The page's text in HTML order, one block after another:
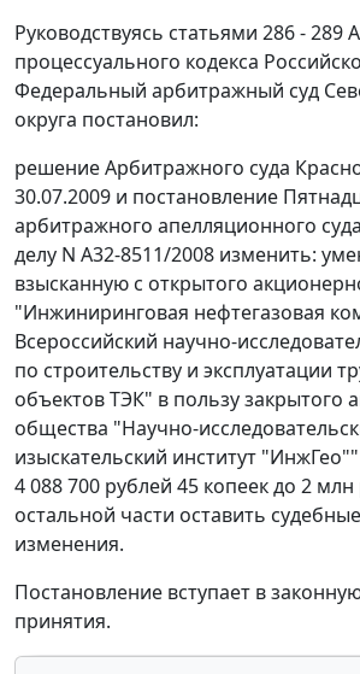
Руководствуясь статьями 286 - 289
процессуального кодекса
Федеральный арбитражный суд
округа постановил:
решение Арбитражного суда
30.07.2009 и постановление
арбитражного апелляционного
делу N А32-8511/2008 изменить:
взысканную с открытого
"Инжиниринговая нефтегазовая
Всероссийский научно-
по строительству и эксплуатации
объектов ТЭК" в пользу закрытого
общества "Научно-
изыскательский институт "ИнжГео""
4 088 700 рублей 45 копеек до 2
остальной части оставить
изменения.
Постановление вступает в
принятия.